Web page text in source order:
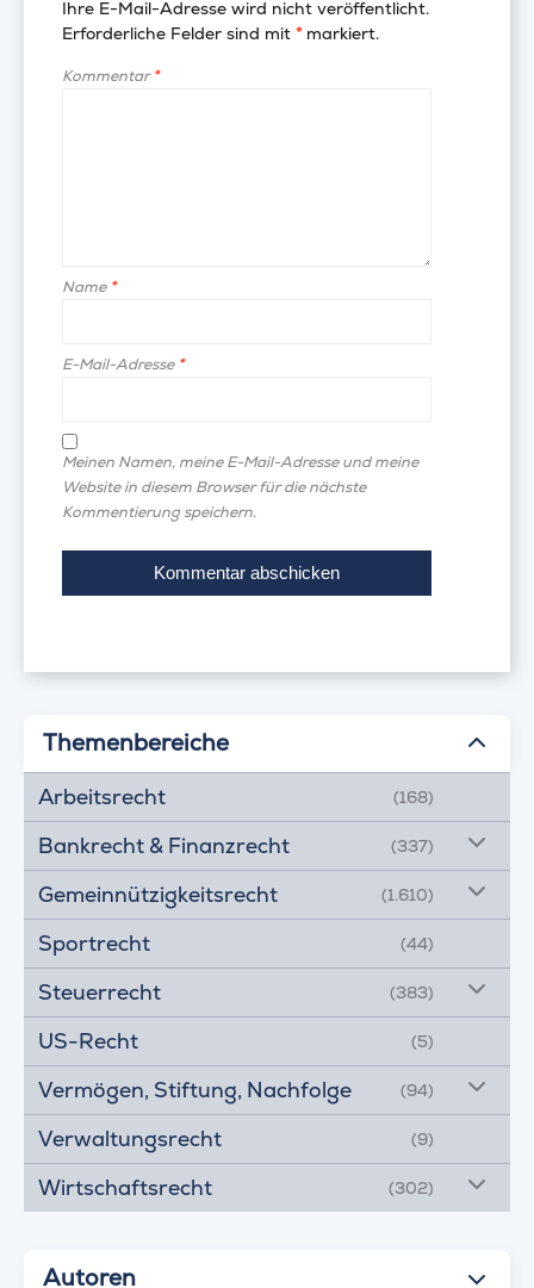
Ihre E-Mail-Adresse wird nicht veröffentlicht.
Erforderliche Felder sind mit *markiert.
Kommentar*
Name *
E-Mail-Adresse *
Meinen Namen, meine E-Mail-Adresse und meine
Website in diesem Browser für die nächste
Kommentierung speichern.
Themenbereiche
Arbeitsrecht (168)
Bankrecht & Finanzrecht (337)
Gemeinnützigkeitsrecht (1.610)
Sportrecht (44)
Steuerrecht (383)
US-Recht (5)
Vermögen, Stiftung, Nachfolge (94)
Verwaltungsrecht (9)
Wirtschaftsrecht (302)
Autoren